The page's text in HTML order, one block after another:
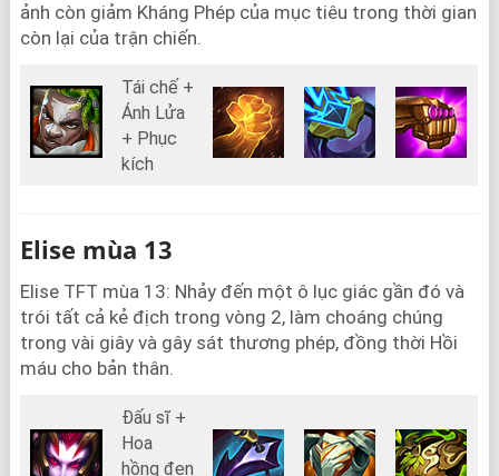
ảnh còn giảm Kháng Phép của mục tiêu trong thời gian
còn lại của trận chiến.
Tái chế +
Ánh Lửa
+ Phục
kích
Elise mùa 13
Elise TFT mùa 13: Nhảy đến một ô lục giác gần đó và
trói tất cả kẻ địch trong vòng 2, làm choáng chúng
trong vài giây và gây sát thương phép, đồng thời Hồi
máu cho bản thân.
Đấu sĩ +
Hoa
hồng đen